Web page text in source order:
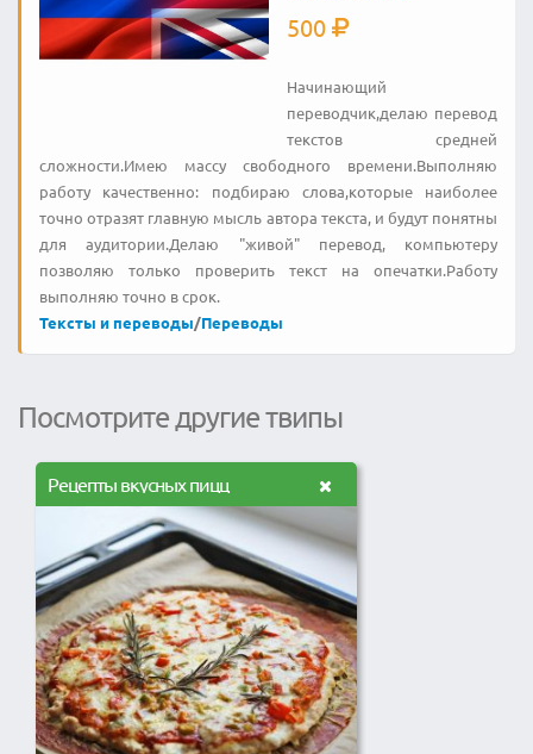
500
Начинающий
переводчик,делаю перевод
текстов средней
сложности.Имею массу свободного времени.Выполняю
работу качественно: подбираю слова,которые наиболее
точно отразят главную мысль автора текста, и будут понятны
для аудитории.Делаю "живой" перевод, компьютеру
позволяю только проверить текст на опечатки.Работу
выполняю точно в срок.
Тексты и переводы/Переводы
Посмотрите другие твипы
Рецепты вкусных пицц